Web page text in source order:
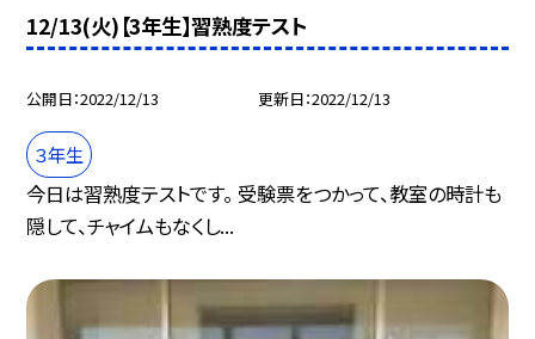
12/13(火)【3年生】習熟度テスト
公開日 2022/12/13 更新日 2022/12/13
３年生
今日は習熟度テストです。 受験票をつかって、教室の時計も
隠して、チャイムもなくし...